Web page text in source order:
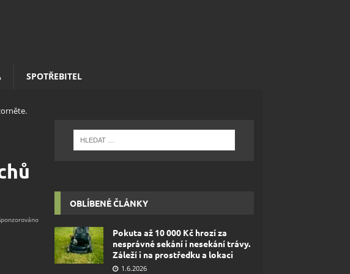
SPOTŘEBITEL
OBLÍBENÉ ČLÁNKY
Pokuta až 10 000 Kč hrozí za
nesprávné sekání i nesekání trávy.
Záleží i na prostředku a lokaci
1.6.2026